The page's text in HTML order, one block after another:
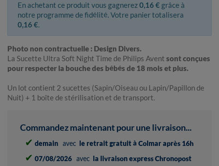
En achetant ce produit vous gagnerez0,16 € grâce à
notre programme de fidélité. Votre panier totalisera
0,16 €.
Photo non contractuelle : Design Divers.
La Sucette Ultra Soft Night Time de Philips Avent sont conçues
pour respecter la bouche des bébés de 18 mois et plus.
Un lot contient 2 sucettes (Sapin/Oiseau ou Lapin/Papillon de
Nuit) + 1 boîte de stérilisation et de transport.
Commandez maintenant pour une livraison...
✔ demain avec le retrait gratuit à Colmar après 16h
✔ 07/08/2026 avec la livraison express Chronopost